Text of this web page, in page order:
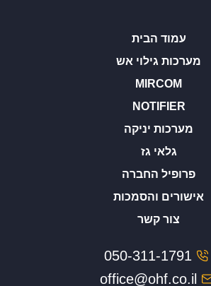
עמוד הבית
מערכות גילוי אש
MIRCOM
NOTIFIER
מערכות יניקה
גלאי גז
פרופיל החברה
אישורים והסמכות
צור קשר
050-311-1791
office@ohf.co.il